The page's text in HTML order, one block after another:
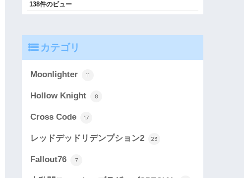
138件のビュー
カテゴリ
Moonlighter 11
Hollow Knight 8
Cross Code 17
レッドデッドリデンプション2 23
Fallout76 7